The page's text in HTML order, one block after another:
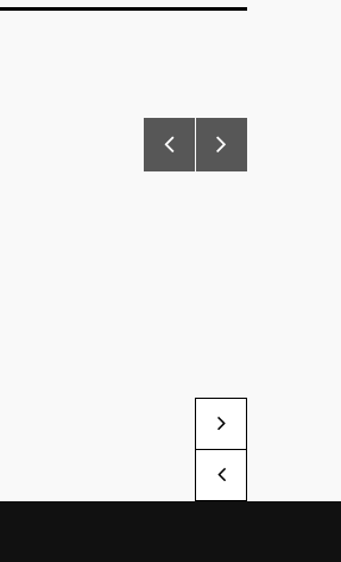
Zaragoza presenta
by Cultura de vino
Un total de 74
by Cultura de vino